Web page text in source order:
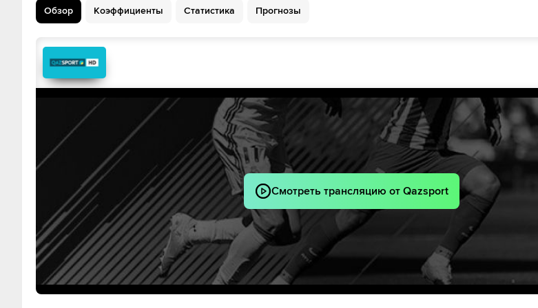
Оскар Бобб
Александер Серлот
64´
Thelo Aasgaard
Felix Horn Myhre
Thelo Aasgaard
Лео Эстигор
Кристофер Айер 73´
Андреас Шельдеруп
Лео Эстигор
74´
(Эрлинг Холанд)Thelo Aasgaard
Thelo Aasgaard
Виктор Богачук
Вадим Рацэ
(Юлиан Рюэрсон )Эрлинг Холанд
Кристиан Дрос
Михаил Каймаков
88´
Обзор Коэффициенты Статистика Прогнозы
Смотреть трансляцию от Qazsport